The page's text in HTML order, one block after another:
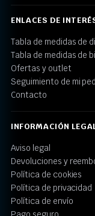
ENLACES DE
Tabla de medidas de
Tabla de medidas de
Ofertas y outlet
Seguimiento de mi
Contacto
INFORMACIÓN
Aviso legal
Devoluciones y
Política de cookies
Política de privacidad
Política de envío